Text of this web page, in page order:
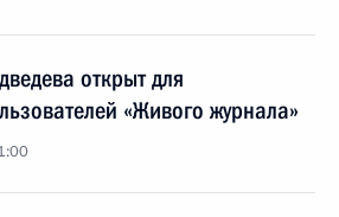
открыт для
«Живого журнала»